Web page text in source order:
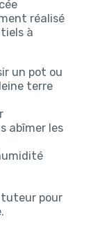
réalisé
à
un pot ou
terre
abîmer les
pour